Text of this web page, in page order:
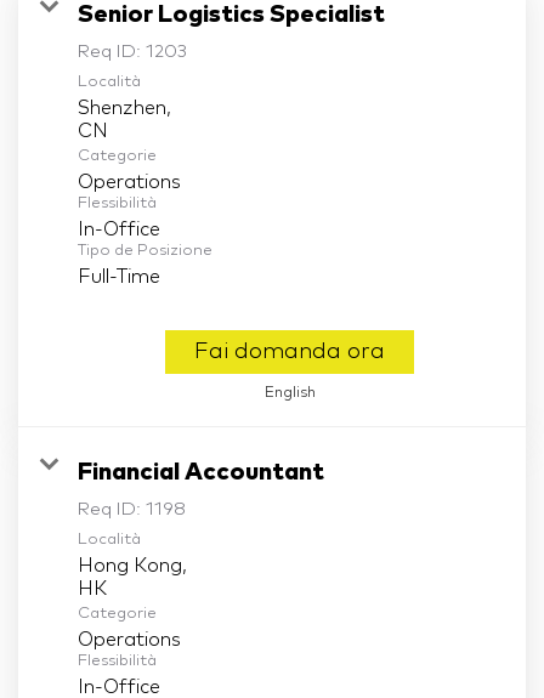
Senior Logistics Specialist
Req ID: 1203
Località
Shenzhen,
Categorie
Operations
Flessibilità
In-Office
Tipo de Posizione
Full-Time
Fai domanda ora
English
Financial Accountant
Req ID: 1198
Località
Hong Kong,
Categorie
Operations
Flessibilità
In-Office